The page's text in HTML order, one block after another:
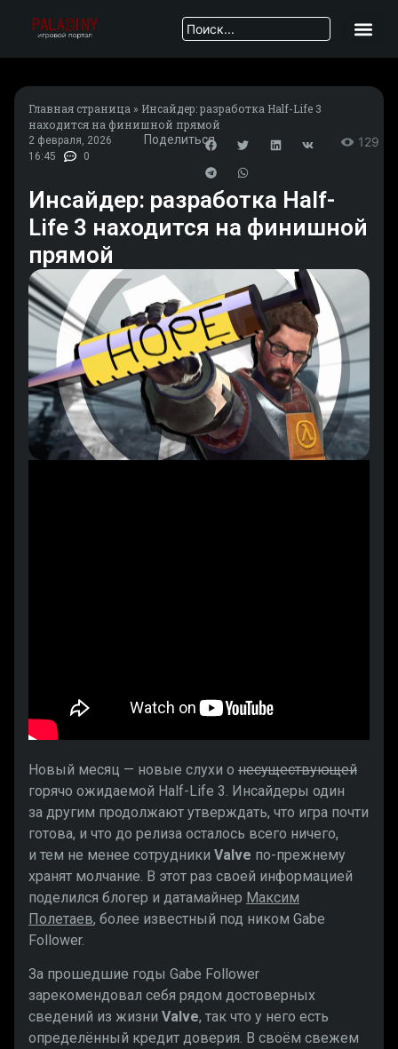
Главная страница » Инсайдер: разработка Half-Life 3
находится на финишной прямой
2 февраля, 2026
16:45
0
Поделиться 129
Инсайдер: разработка Half-
Life 3 находится на финишной
прямой
Новый месяц — новые слухи о несуществующей
горячо ожидаемой Half-Life 3. Инсайдеры один
за другим продолжают утверждать, что игра почти
готова, и что до релиза осталось всего ничего,
и тем не менее сотрудники Valve по-прежнему
хранят молчание. В этот раз своей информацией
поделился блогер и датамайнер Максим
Полетаев, более известный под ником Gabe
Follower.
За прошедшие годы Gabe Follower
зарекомендовал себя рядом достоверных
сведений из жизни Valve, так что у него есть
определённый кредит доверия. В своём свежем